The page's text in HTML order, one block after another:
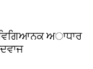
ਅਾਧਾਰ